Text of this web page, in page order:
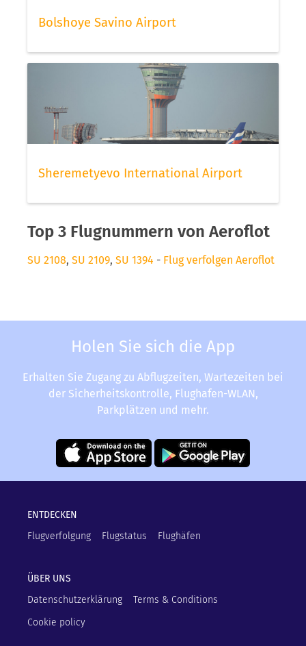
Bolshoye Savino Airport
Sheremetyevo International Airport
Top 3 Flugnummern von Aeroflot
SU 2108, SU 2109, SU 1394 - Flug verfolgen Aeroflot
Holen Sie sich die App
Erhalten Sie Zugang zu Abflugzeiten, Wartezeiten bei
der Sicherheitskontrolle, Flughafen-WLAN,
Parkplätzen und mehr.
ENTDECKEN
Flugverfolgung
Flugstatus Flughäfen
ÜBER UNS
Datenschutzerklärung
Terms & Conditions
Cookie policy